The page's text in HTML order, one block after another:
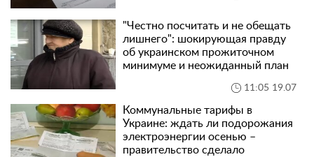
"Честно посчитать и не обещать
лишнего": шокирующая правду
об украинском прожиточном
минимуме и неожиданный план
11:05 19.07
Коммунальные тарифы в
Украине: ждать ли подорожания
электроэнергии осенью –
правительство сделало